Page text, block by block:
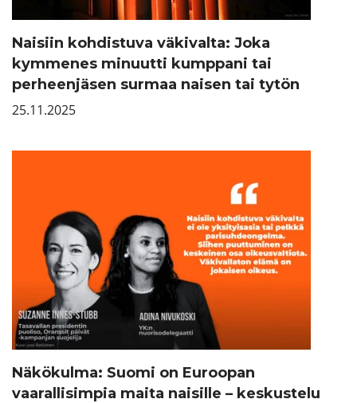
Naisiin kohdistuva väkivalta: Joka
kymmenes minuutti kumppani tai
perheenjäsen surmaa naisen tai tytön
25.11.2025
Näkökulma: Suomi on Euroopan
vaarallisimpia maita naisille – keskustelu